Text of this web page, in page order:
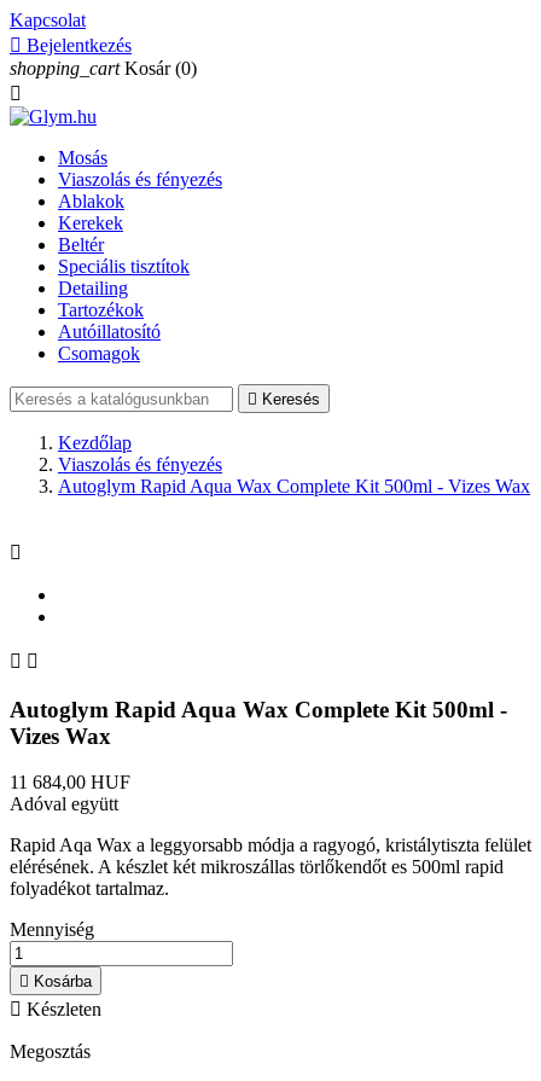
Kapcsolat
 Bejelentkezés
shopping_cart Kosár (0)

Mosás
Viaszolás és fényezés
Ablakok
Kerekek
Beltér
Speciális tisztítok
Detailing
Tartozékok
Autóillatosító
Csomagok
 Keresés
Kezdőlap
Viaszolás és fényezés
Autoglym Rapid Aqua Wax Complete Kit 500ml - Vizes Wax

 
Autoglym Rapid Aqua Wax Complete Kit 500ml -
Vizes Wax
11 684,00 HUF
Adóval együtt
Rapid Aqa Wax a leggyorsabb módja a ragyogó, kristálytiszta felület
elérésének. A készlet két mikroszállas törlőkendőt es 500ml rapid
folyadékot tartalmaz.
Mennyiség
 Kosárba
 Készleten
Megosztás